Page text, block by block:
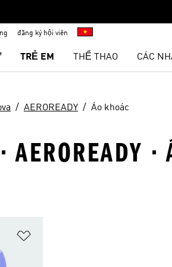
đăng ký hội viên
TRẺ EM THỂ THAO CÁC
AEROREADY Áo khoác
AEROREADY ·